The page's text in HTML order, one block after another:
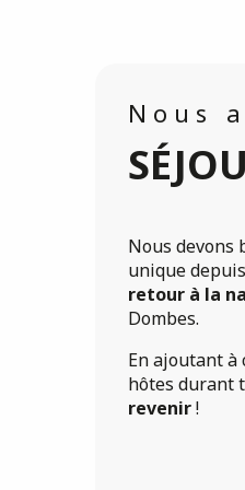
Nous
Nous devons
unique
retour à la
Dombes.
En ajoutant à
hôtes durant
revenir!